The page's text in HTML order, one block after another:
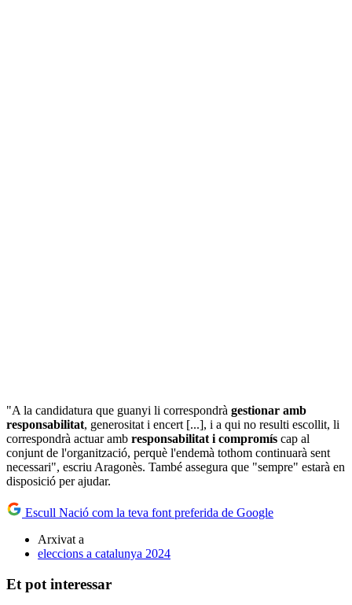
"A la candidatura que guanyi li correspondrà gestionar amb
responsabilitat, generositat i encert [...], i a qui no resulti escollit, li
correspondrà actuar amb responsabilitat i compromís cap al
conjunt de l'organització, perquè l'endemà tothom continuarà sent
necessari", escriu Aragonès. També assegura que "sempre" estarà en
disposició per ajudar.
Escull Nació com la teva font preferida de Google
Arxivat a
eleccions a catalunya 2024
Et pot interessar